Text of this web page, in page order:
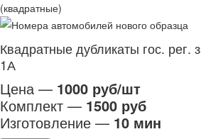
(квадратные)
Квадратные дубликаты гос. рег.
1А
Цена — 1000 руб/шт
Комплект — 1500 руб
Изготовление — 10 мин